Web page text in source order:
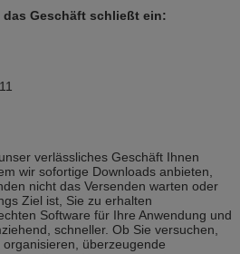
das Geschäft schließt ein:
verlässliches Geschäft Ihnen
wir sofortige Downloads anbieten,
nicht das Versenden warten oder
Ziel ist, Sie zu erhalten
Software für Ihre Anwendung und
schneller. Ob Sie versuchen,
überzeugende